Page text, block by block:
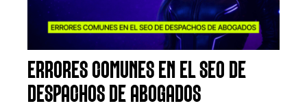
ERRORES COMUNES EN EL SEO DE
DESPACHOS DE ABOGADOS